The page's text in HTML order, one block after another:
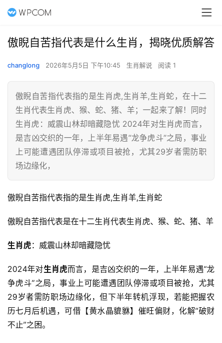
傲睨自苦指代表是什么生肖，揭晓优质解答
changlong 2026年5月5日 下午10:45 生肖解说 阅读 1
傲睨自苦指代表指的是生肖虎,生肖羊,生肖蛇，在十二
生肖代表生肖虎、猴、蛇、猪、羊；一起来了解！同时
生肖虎：威震山林却暗藏隐忧 2024年对生肖虎而言，
是吉凶交织的一年，上半年易遇“龙争虎斗”之局，事业
上可能遭遇团队停滞或项目被抢，尤其29岁者需防职
场边缘化，
傲睨自苦指代表指的是生肖虎,生肖羊,生肖蛇
傲睨自苦指代表是在十二生肖代表生肖虎、猴、蛇、猪、羊
生肖虎：威震山林却暗藏隐忧
2024年对生肖虎而言，是吉凶交织的一年，上半年易遇“龙
争虎斗”之局，事业上可能遭遇团队停滞或项目被抢，尤其
29岁者需防职场边缘化，但下半年转机浮现，若能把握农
历七月后机遇，可借【黄水晶貔貅】催旺偏财，化解“破财
不止”之困。